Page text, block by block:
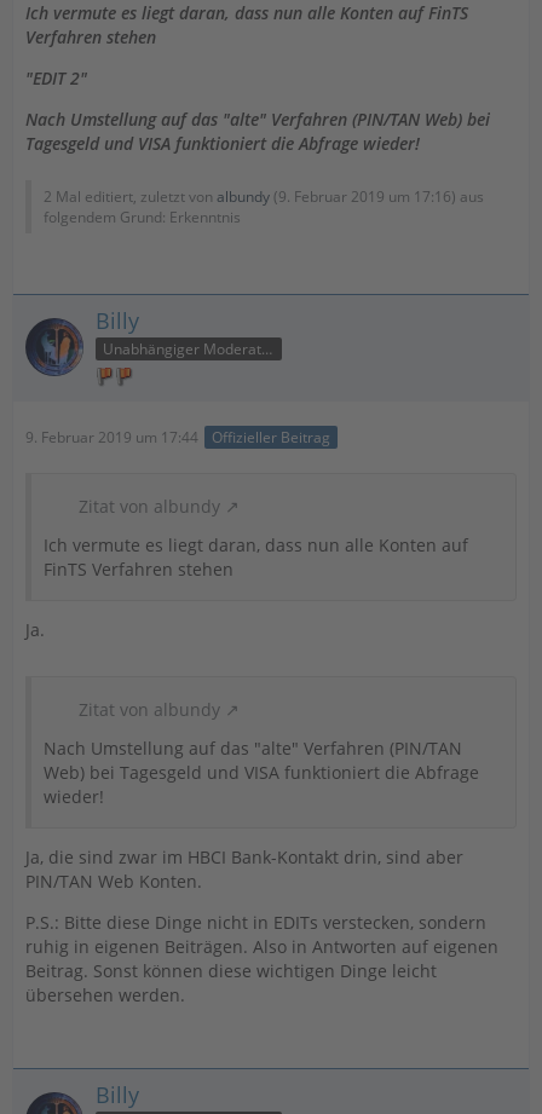
Ich vermute es liegt daran, dass nun alle Konten auf FinTS
Verfahren stehen
"EDIT 2"
Nach Umstellung auf das "alte" Verfahren (PIN/TAN Web) bei
Tagesgeld und VISA funktioniert die Abfrage wieder!
2 Mal editiert, zuletzt von albundy (9. Februar 2019 um 17:16) aus
folgendem Grund: Erkenntnis
Billy
Unabhängiger Moderator
9. Februar 2019 um 17:44 Offizieller Beitrag
Zitat von albundy
Ich vermute es liegt daran, dass nun alle Konten auf
FinTS Verfahren stehen
Ja.
Zitat von albundy
Nach Umstellung auf das "alte" Verfahren (PIN/TAN
Web) bei Tagesgeld und VISA funktioniert die Abfrage
wieder!
Ja, die sind zwar im HBCI Bank-Kontakt drin, sind aber
PIN/TAN Web Konten.
P.S.: Bitte diese Dinge nicht in EDITs verstecken, sondern
ruhig in eigenen Beiträgen. Also in Antworten auf eigenen
Beitrag. Sonst können diese wichtigen Dinge leicht
übersehen werden.
Billy